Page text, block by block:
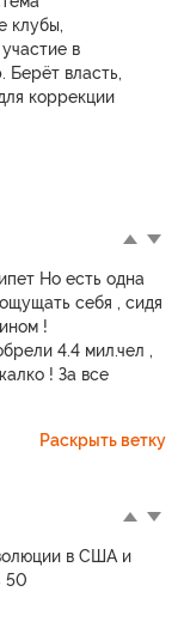
клубы,
в
власть,
коррекции
Но есть одна
себя , сидя
!
4.4 мил.чел ,
! За все
Раскрыть ветку
в США и
50